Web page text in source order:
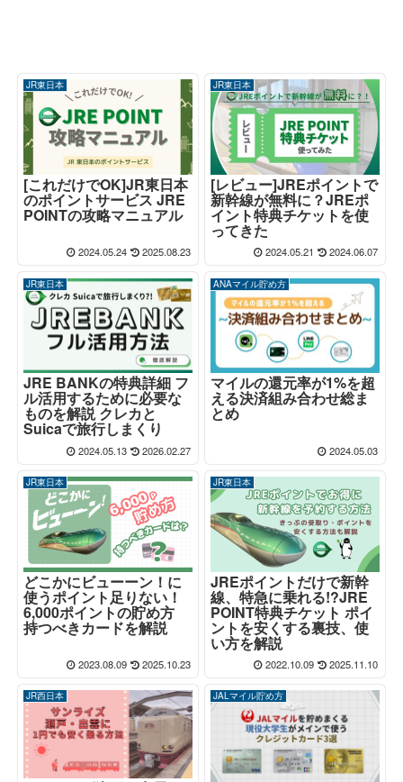
JR東日本
[これだけでOK]JR東日本
のポイントサービス JRE
POINTの攻略マニュアル
2024.05.24 2025.08.23
JR東日本
[レビュー]JREポイントで
新幹線が無料に？JREポ
イント特典チケットを使
ってきた
2024.05.21 2024.06.07
JR東日本
JRE BANKの特典詳細 フ
ル活用するために必要な
ものを解説 クレカと
Suicaで旅行しまくり
2024.05.13 2026.02.27
ANAマイル貯め方
マイルの還元率が1%を超
える決済組み合わせ総ま
とめ
2024.05.03
JR東日本
どこかにビューーン！に
使うポイント足りない！
6,000ポイントの貯め方
持つべきカードを解説
2023.08.09 2025.10.23
JR東日本
JREポイントだけで新幹
線、特急に乗れる!?JRE
POINT特典チケット ポイ
ントを安くする裏技、使
い方を解説
2022.10.09 2025.11.10
JR西日本 JALマイル貯め方